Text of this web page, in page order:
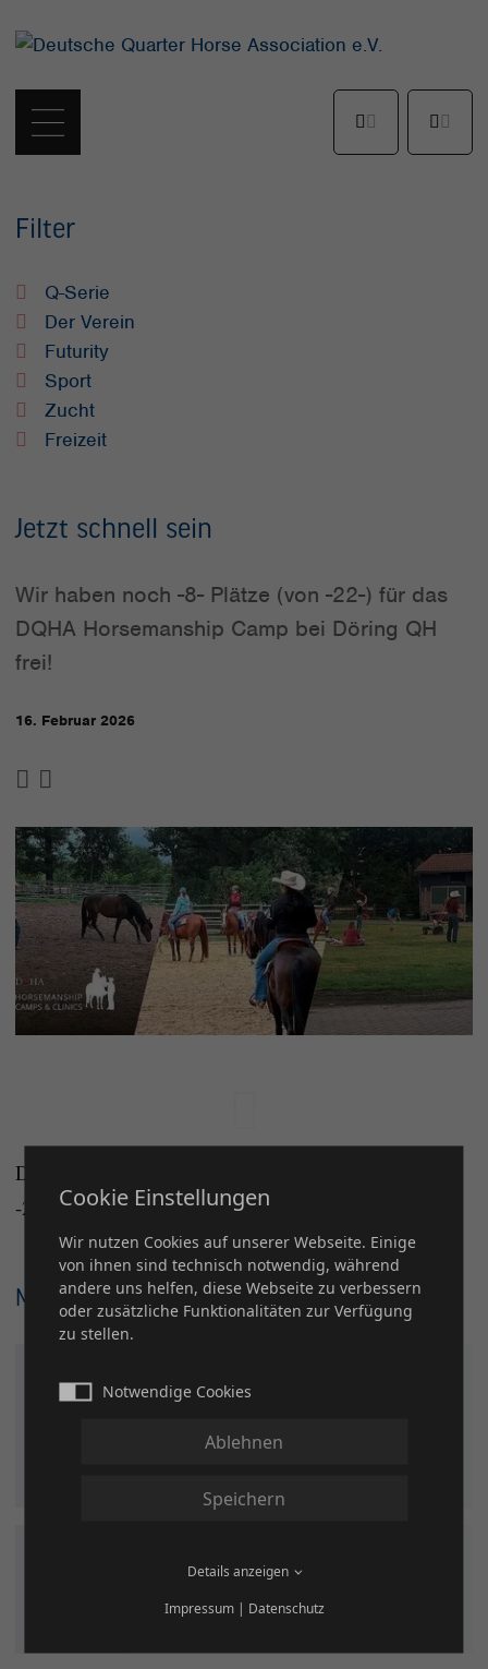
Filter
Q-Serie
Der Verein
Futurity
Sport
Zucht
Freizeit
Jetzt schnell sein
Wir haben noch -8- Plätze (von -22-) für das
DQHA Horsemanship Camp bei Döring QH
frei!
16. Februar 2026
Das DQHA Cow Camp auf Gut Darß ist bereits mit
-24- Plätzen ausgebucht!
Mehr zu dieser News
Das DQHA Horsemanship Camp
Anmeldeformulare &
Datenschutzerklärung
Cookie Einstellungen
Wir nutzen Cookies auf unserer Webseite. Einige
von ihnen sind technisch notwendig, während
andere uns helfen, diese Webseite zu verbessern
oder zusätzliche Funktionalitäten zur Verfügung
zu stellen.
Notwendige Cookies
Ablehnen
Speichern
Details anzeigen
Impressum| Datenschutz